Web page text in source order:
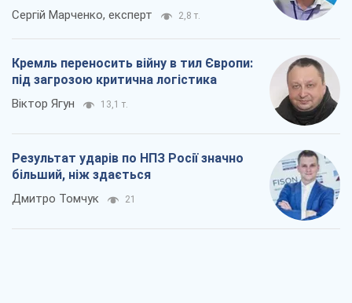
Сергій Марченко, експерт 2,8 т.
Кремль переносить війну в тил Європи:
під загрозою критична логістика
Віктор Ягун 13,1 т.
Результат ударів по НПЗ Росії значно
більший, ніж здається
Дмитро Томчук 21